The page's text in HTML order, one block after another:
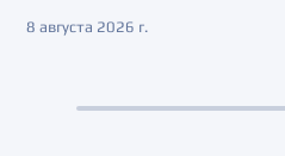
8 августа 2026 г.